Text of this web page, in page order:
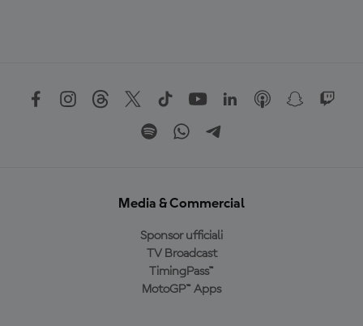
Media & Commercial
Sponsor ufficiali
TV Broadcast
TimingPass™
MotoGP™ Apps